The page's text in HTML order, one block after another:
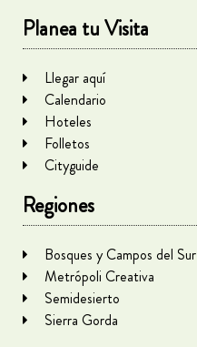
Planea tu Visita
Llegar aquí
Calendario
Hoteles
Folletos
Cityguide
Regiones
Bosques y Campos del Sur
Metrópoli Creativa
Semidesierto
Sierra Gorda